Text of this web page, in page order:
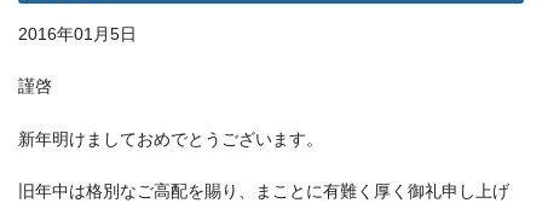
2016年01月5日
謹啓
新年明けましておめでとうございます。
旧年中は格別なご高配を賜り、まことに有難く厚く御礼申し上げ